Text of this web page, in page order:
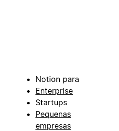
Notion para
Enterprise
Startups
Pequenas
empresas